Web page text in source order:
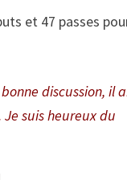
et 47 passes
discussion, il
suis heureux du